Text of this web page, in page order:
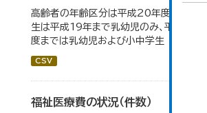
高齢者の年齢区分は平成20年度から変更
生は平成19年まで乳幼児のみ、平成20年
度までは乳幼児および小中学生
CSV
福祉医療費の状況（件数）